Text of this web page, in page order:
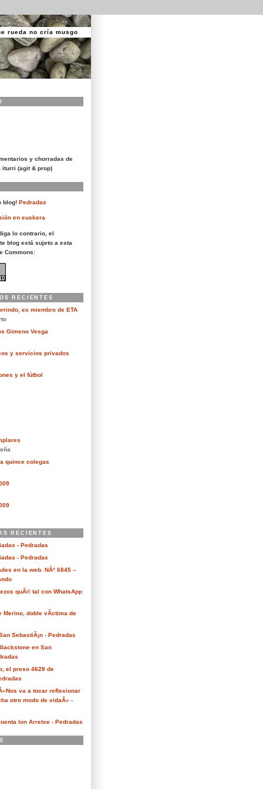
rueda no cría musgo
y chorradas de
iturri (agit & prop)
blog! Pedradas
en euskera
lo contrario, el
blog está sujeto a esta
Commons:
RECIENTES
ex miembro de ETA
Gimeno Vesga
y servicios privados
y el fútbol
quince colegas
RECIENTES
- Pedradas
- Pedradas
en la web. NÂº 6845 –
quÃ© tal con WhatsApp
Merino, doble vÃ­ctima de
SebastiÃ¡n - Pedradas
en San
el preso 4628 de
va a tocar reflexionar
otro modo de vidaÂ» -
Ion Arretxe - Pedradas